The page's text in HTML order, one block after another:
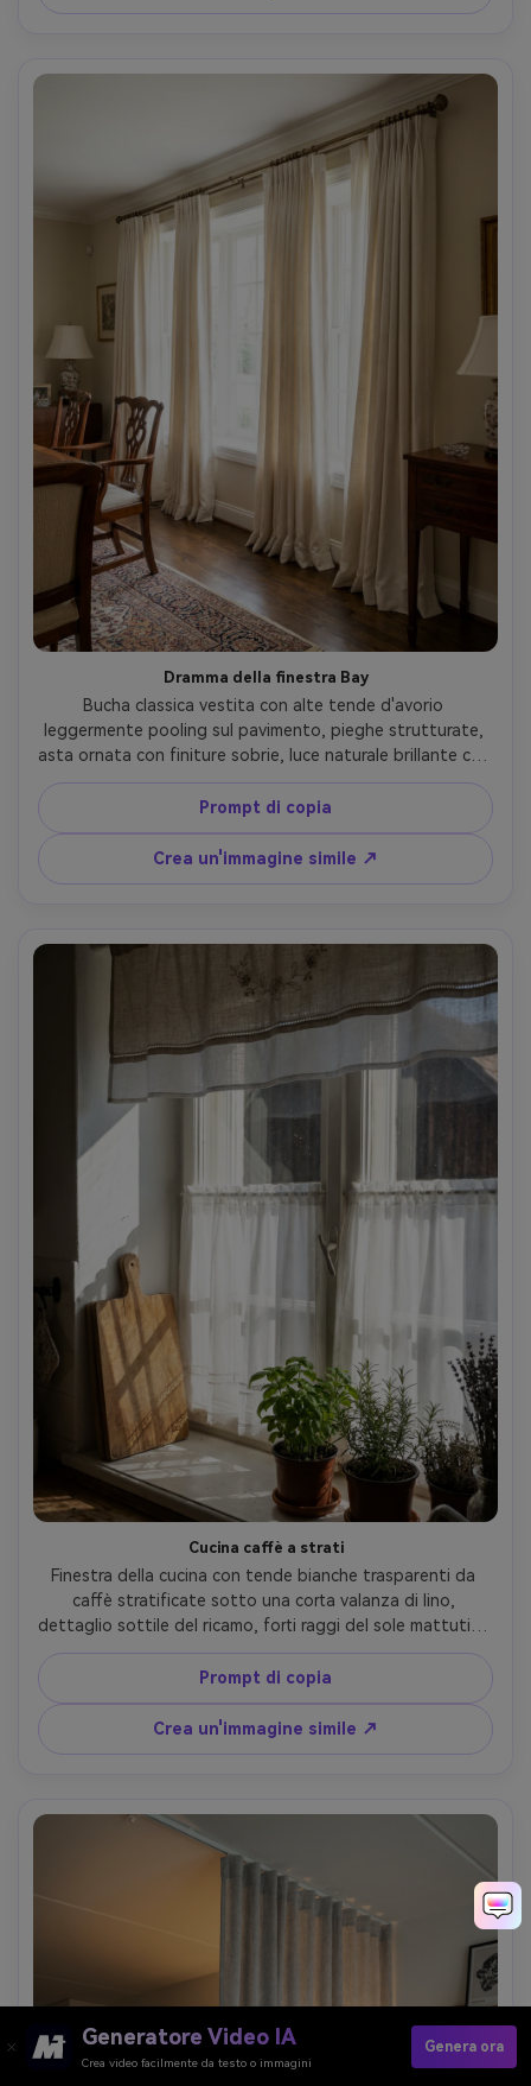
Dramma della finestra Bay
Bucha classica vestita con alte tende d'avorio
leggermente pooling sul pavimento, pieghe strutturate,
asta ornata con finiture sobrie, luce naturale brillante con
ombre morbide lungo ogni piegatura, arredamento
tradizionale del soggiorno, scattato su Nikon Z7 II, 24mm,
f/4, ampia composizione interna, peso del tessuto
fotorealistico e pooling del pavimento- -ar 4:5
Prompt di copia
Crea un'immagine simile ↗
Cucina caffè a strati
Finestra della cucina con tende bianche trasparenti da
caffè stratificate sotto una corta valanza di lino,
dettaglio sottile del ricamo, forti raggi del sole mattutino
che creano linee di ombra nitide, tagliere in legno e erbe
sul davanzale, Canon R6 Mark II, 35mm, f/3.2, realismo di
interni stile di vita, cuciture ultra-realistiche e texture del
tessuto- -ar 4:5
Prompt di copia
Crea un'immagine simile ↗
Generatore Video IA
Crea video facilmente da testo o immagini
Genera ora